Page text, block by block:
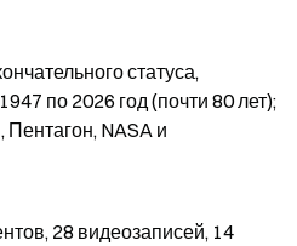
статуса,
по 2026 год (почти 80 лет);
NASA и
28 видеозаписей, 14